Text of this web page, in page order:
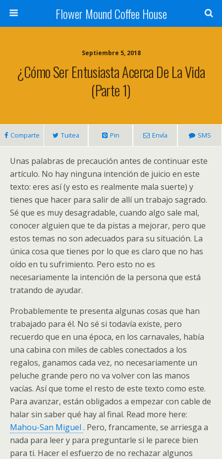
Flower Mound Coffee House
Septiembre 5, 2018
¿Cómo Ser Entusiasta Acerca De La Vida
(parte 1)
Comparte Tuitea Pin Envía SMS
Unas palabras de precaución antes de continuar este
artículo. No hay ninguna intención de juicio en este
texto: eres así (y esto es realmente mala suerte) y
tienes que hacer para salir de allí un trabajo sagrado.
Sé que es muy desagradable, cuando algo sale mal,
conocer alguien que te da pistas a mejorar, pero que
estos temas no son adecuados para su situación. La
única cosa que tienes por lo que es claro que no has
oído en tu sufrimiento. Pero esto no es
necesariamente la intención de la persona que está
tratando de ayudar.
Probablemente te presenta algunas cosas que han
trabajado para él. No sé si todavía existe, pero
recuerdo que en una época, en los carnavales, había
una cabina con miles de cables conectados a los
regalos, ganamos cada vez, no necesariamente un
peluche grande pero no va volver con las manos
vacías. Así que tome el resto de este texto como este.
Para avanzar, están obligados a empezar con cable de
halar sin saber qué hay al final. Read more here:
Mahou-San Miguel . Pero, francamente, se arriesga a
nada para leer y para preguntarle si le parece bien
para ti. Hacer el esfuerzo de no rechazar algunos